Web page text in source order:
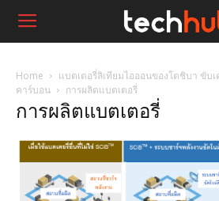
Home
แบตเตอรี่ลิเทียมไอออนของโตชิบา ขับ
คาร์บอน
การผลิตแบตเตอรี่
การผลิตแบตเตอรี่